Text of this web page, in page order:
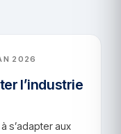
2026
l’industrie
s’adapter aux